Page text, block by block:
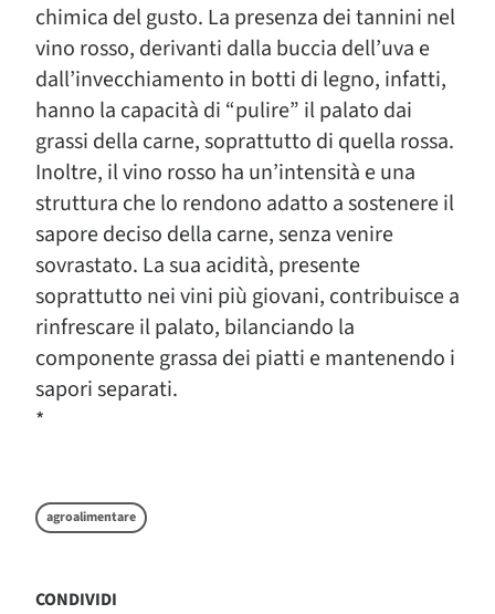
chimica del gusto. La presenza dei tannini nel
vino rosso, derivanti dalla buccia dell’uva e
dall’invecchiamento in botti di legno, infatti,
hanno la capacità di “pulire” il palato dai
grassi della carne, soprattutto di quella rossa.
Inoltre, il vino rosso ha un’intensità e una
struttura che lo rendono adatto a sostenere il
sapore deciso della carne, senza venire
sovrastato. La sua acidità, presente
soprattutto nei vini più giovani, contribuisce a
rinfrescare il palato, bilanciando la
componente grassa dei piatti e mantenendo i
sapori separati.
*
agroalimentare
CONDIVIDI